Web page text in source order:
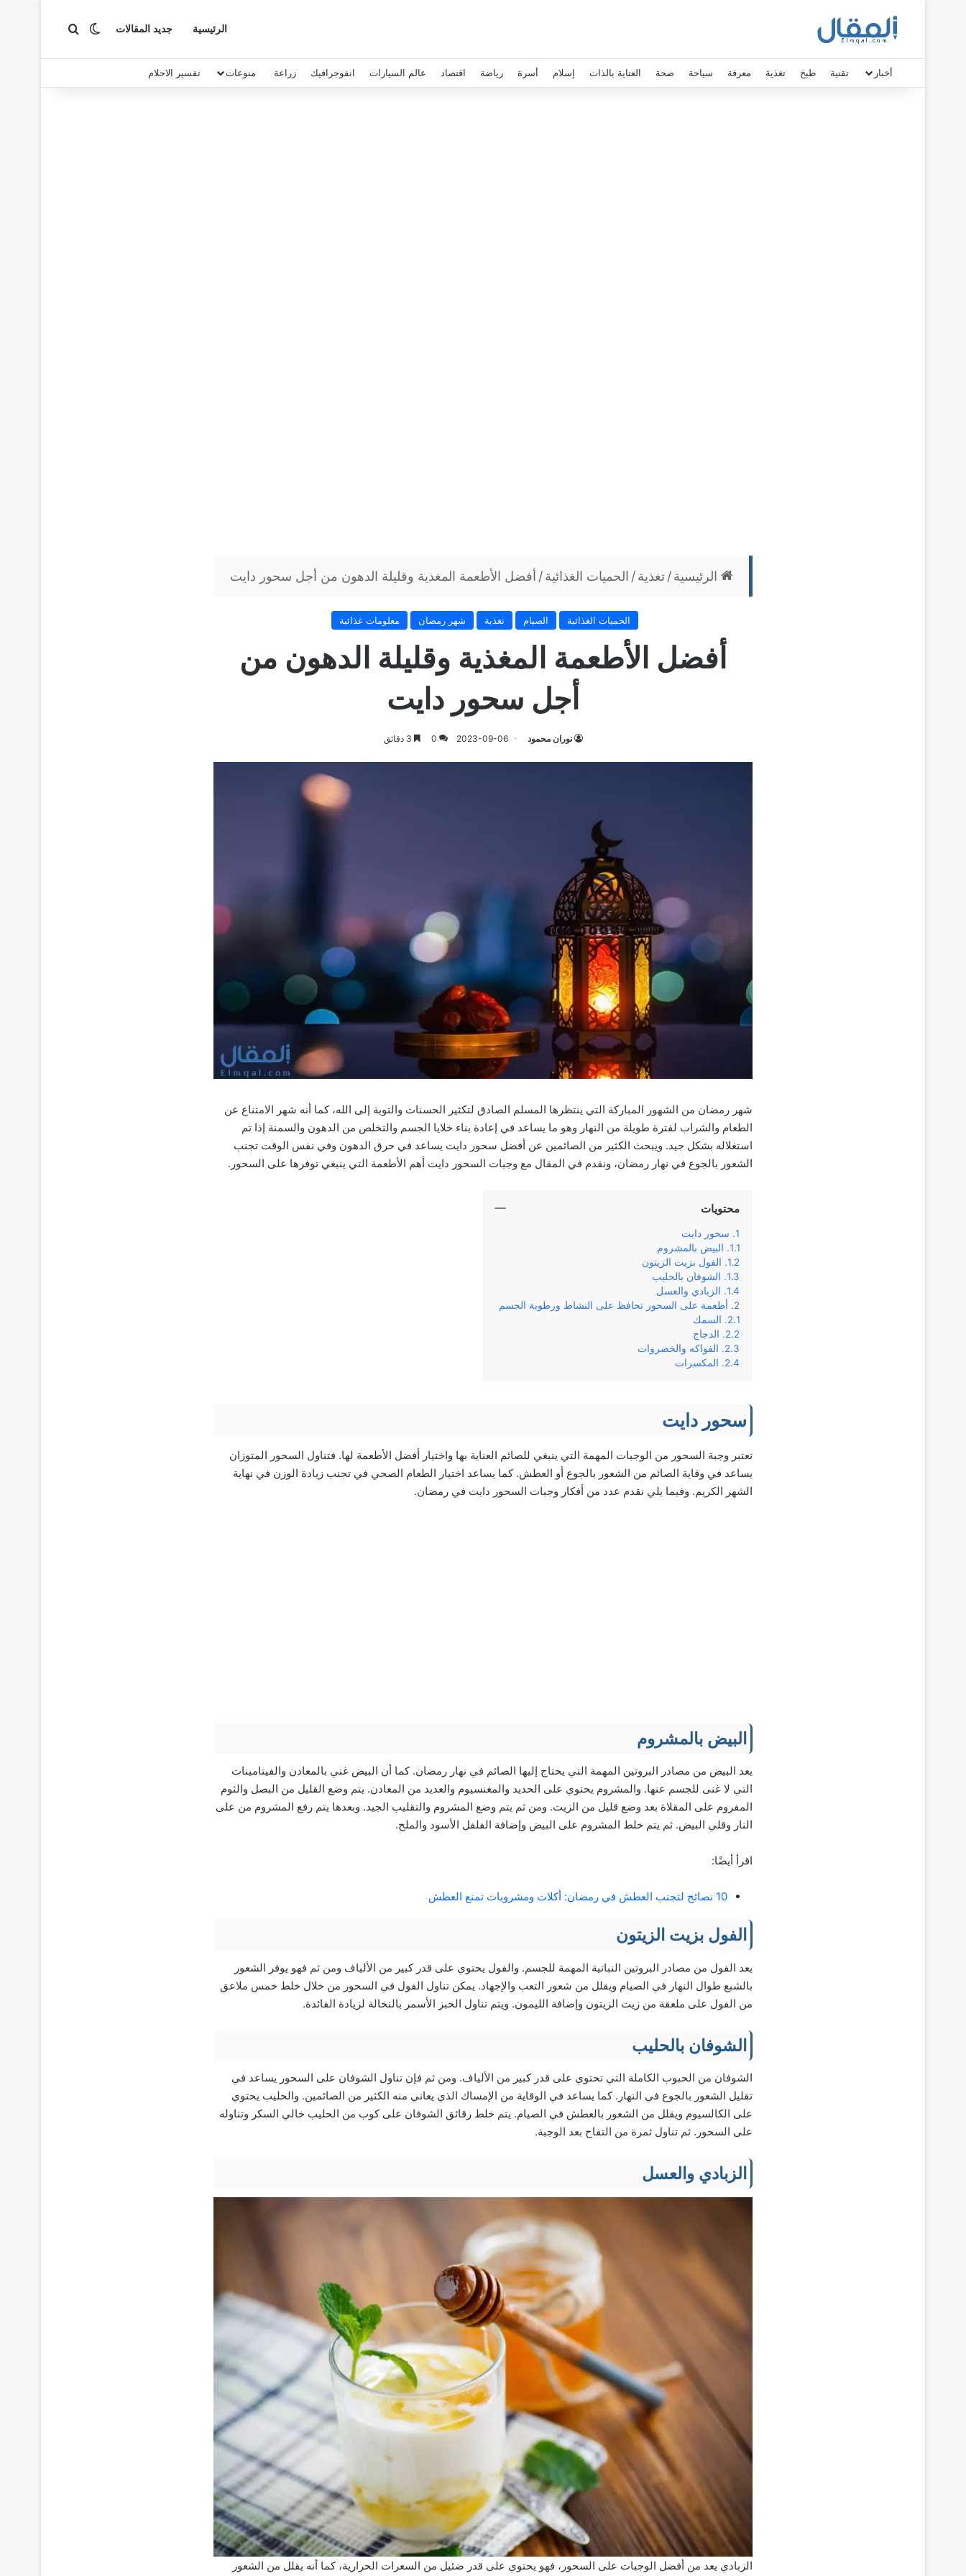
الرئيسية جديد المقالات الوضع المظلم
بحث عن
أخبار تقنية طبخ تغذية معرفة سياحة صحة العناية بالذات إسلام أسرة رياضة اقتصاد عالم السيارات انفوجرافيك زراعة منوعات تفسير الاحلام
الرئيسية / تغذية / الحميات الغذائية / أفضل الأطعمة المغذية وقليلة الدهون من أجل سحور دايت
الحميات الغذائية الصيام تغذية شهر رمضان معلومات غذائية
أفضل الأطعمة المغذية وقليلة الدهون من
أجل سحور دايت
نوران محمود 2023-09-06
0
شهر رمضان من الشهور المباركة التي ينتظرها المسلم الصادق لتكثير الحسنات والتوبة إلى الله، كما أنه شهر الامتناع عن
الطعام والشراب لفترة طويلة من النهار وهو ما يساعد في إعادة بناء خلايا الجسم والتخلص من الدهون والسمنة إذا تم
استغلاله بشكل جيد. ويبحث الكثير من الصائمين عن أفضل سحور دايت يساعد في حرق الدهون وفي نفس الوقت تجنب
الشعور بالجوع في نهار رمضان، ونقدم في المقال مع وجبات السحور دايت أهم الأطعمة التي ينبغي توفرها على السحور.
محتويات
سحور دايت
البيض بالمشروم
الفول بزيت الزيتون
الشوفان بالحليب
الزبادي والعسل
أطعمة على السحور تحافظ على النشاط ورطوبة الجسم
السمك
الدجاج
الفواكه والخضروات
المكسرات
سحور دايت
تعتبر وجبة السحور من الوجبات المهمة التي ينبغي للصائم العناية بها واختيار أفضل الأطعمة لها. فتناول السحور المتوزان
يساعد في وقاية الصائم من الشعور بالجوع أو العطش. كما يساعد اختيار الطعام الصحي في تجنب زيادة الوزن في نهاية
الشهر الكريم. وفيما يلي نقدم عدد من أفكار وجبات السحور دايت في رمضان.
البيض بالمشروم
يعد البيض من مصادر البروتين المهمة التي يحتاج إليها الصائم في نهار رمضان. كما أن البيض غني بالمعادن والفيتامينات
التي لا غنى للجسم عنها. والمشروم يحتوي على الحديد والمغنسيوم والعديد من المعادن. يتم وضع القليل من البصل والثوم
المفروم على المقلاة بعد وضع قليل من الزيت. ومن ثم يتم وضع المشروم والتقليب الجيد. وبعدها يتم رفع المشروم من على
النار وقلي البيض. ثم يتم خلط المشروم على البيض وإضافة الفلفل الأسود والملح.
اقرأ أيضًا:
10 نصائح لتجنب العطش في رمضان: أكلات ومشروبات تمنع العطش
الفول بزيت الزيتون
يعد الفول من مصادر البروتين النباتية المهمة للجسم. والفول يحتوي على قدر كبير من الألياف ومن ثم فهو يوفر الشعور
بالشبع طوال النهار في الصيام ويقلل من شعور التعب والإجهاد. يمكن تناول الفول في السحور من خلال خلط خمس ملاعق
من الفول على ملعقة من زيت الزيتون وإضافة الليمون. ويتم تناول الخبز الأسمر بالنخالة لزيادة الفائدة.
الشوفان بالحليب
الشوفان من الحبوب الكاملة التي تحتوي على قدر كبير من الألياف. ومن ثم فإن تناول الشوفان على السحور يساعد في
تقليل الشعور بالجوع في النهار. كما يساعد في الوقاية من الإمساك الذي يعاني منه الكثير من الصائمين. والحليب يحتوي
على الكالسيوم ويقلل من الشعور بالعطش في الصيام. يتم خلط رقائق الشوفان على كوب من الحليب خالي السكر وتناوله
على السحور. ثم تناول ثمرة من التفاح بعد الوجبة.
الزبادي والعسل
الزبادي يعد من أفضل الوجبات على السحور، فهو يحتوي على قدر ضئيل من السعرات الحرارية، كما أنه يقلل من الشعور